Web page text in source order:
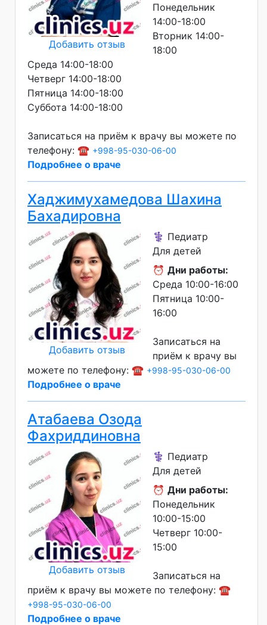
Добавить отзыв
Понедельник
14:00-18:00
Вторник 14:00-
18:00
Среда 14:00-18:00
Четверг 14:00-18:00
Пятница 14:00-18:00
Суббота 14:00-18:00
Записаться на приём к врачу вы можете по
телефону: ☎️ +998-95-030-06-00
Подробнее о враче
Хаджимухамедова Шахина
Бахадировна
Добавить отзыв
⚕️ Педиатр
Для детей
⏰ Дни работы:
Среда 10:00-16:00
Пятница 10:00-
16:00
Записаться на
приём к врачу вы
можете по телефону: ☎️ +998-95-030-06-00
Подробнее о враче
Атабаева Озода
Фахриддиновна
Добавить отзыв
⚕️ Педиатр
Для детей
⏰ Дни работы:
Понедельник
10:00-15:00
Четверг 10:00-
15:00
Записаться на
приём к врачу вы можете по телефону: ☎️
+998-95-030-06-00
Подробнее о враче